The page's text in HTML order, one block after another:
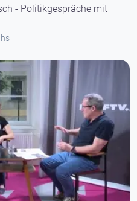
- Politikgespräche mit